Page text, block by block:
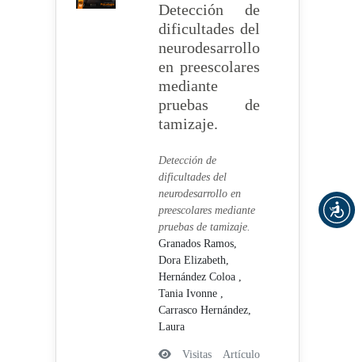
Detección de
dificultades del
neurodesarrollo
en preescolares
mediante
pruebas de
tamizaje.
Detección de
dificultades del
neurodesarrollo en
preescolares mediante
pruebas de tamizaje.
Granados Ramos,
Dora Elizabeth,
Hernández Coloa ,
Tania Ivonne ,
Carrasco Hernández,
Laura
Visitas Artículo